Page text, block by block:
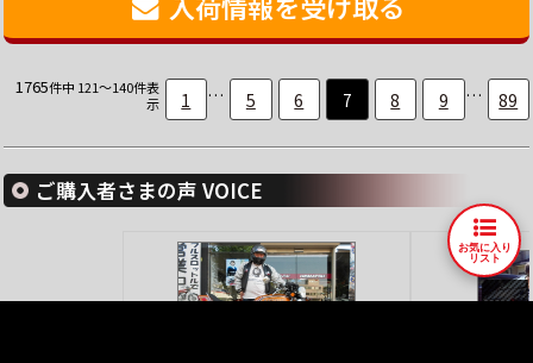
1765件中 121～140件表
示
1 … 5 6 7 8 9 … 89
ご購入者さまの声 VOICE
お気に入り
リスト